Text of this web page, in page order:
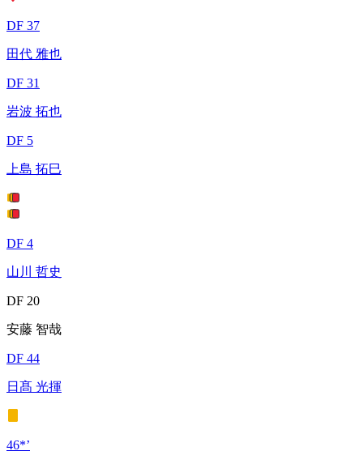
DF 37
田代 雅也
DF 31
岩波 拓也
DF 5
上島 拓巳
DF 4
山川 哲史
DF 20
安藤 智哉
DF 44
日髙 光揮
46*’